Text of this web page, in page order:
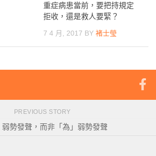
重症病患當前，要把持規定
拒收，還是救人要緊？
7 4 月, 2017 BY 褚士瑩
PREVIOUS STORY
弱勢發聲，而非「為」弱勢發聲